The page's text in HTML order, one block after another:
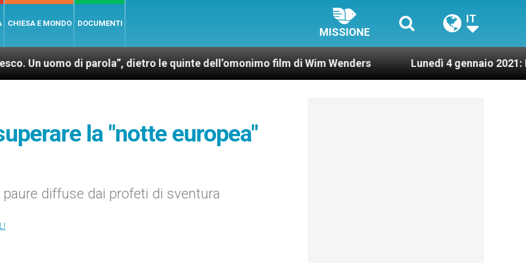
CHIESA E MONDO DOCUMENTI
MISSIONE
IT
di parola”, dietro le quinte dell’omonimo film di Wim Wenders Lunedì 4 gennaio 2021: Possesso
la "notte europea"
diffuse dai profeti di sventura